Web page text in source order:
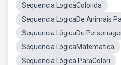
Sequencia LogicaColorida
Sequencia LogicaDe Animais
Sequencia LógicaDe
Sequencia LogicaMatematica
Sequencia Lógica ParaColori